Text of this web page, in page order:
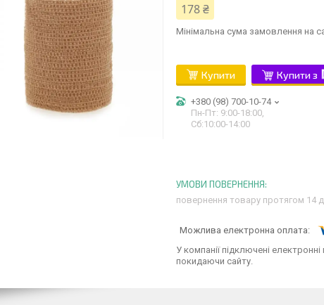
178 ₴
Мінімальна сума замовлення на
Купити Купити з
+380 (98) 700-10-74
Пн-Пт: 9:00-18:00,
Сб:10:00-14:00
повернення товару протягом 14
У компанії підключені
покидаючи сайту.